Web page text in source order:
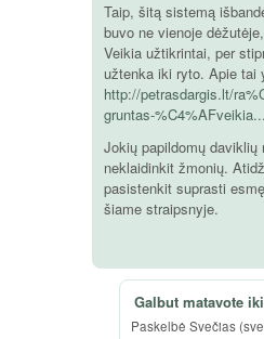
Taip, šitą sistemą
buvo ne vienoje
Veikia užtikrintai, per
užtenka iki ryto. Apie tai
http://petrasdargis.lt/
gruntas-%C4%AFveikia...
Jokių papildomų
neklaidinkit žmonių.
pasistenkit suprasti
šiame straipsnyje.
Galbut matavote
Paskelbė Svečias